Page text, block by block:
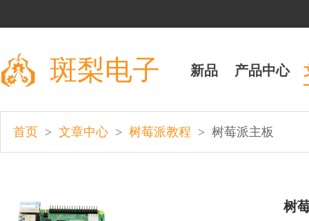
斑梨电子 新品 产品中心
首页 > 文章中心 > 树莓派教程 > 树莓派主板
树